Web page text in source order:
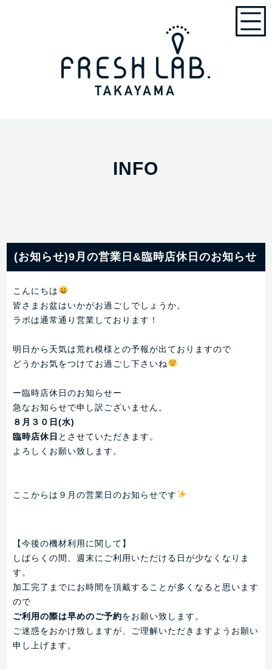
INFO
(お知らせ)9月の営業日&臨時店休日のお知らせ
こんにちは
皆さまお盆はいかがお過ごしでしょうか。
ラボは通常通り営業しております！
明日から天気は荒れ模様との予報が出ておりますので
どうかお気をつけてお過ごし下さいね
ー臨時店休日のお知らせー
急なお知らせで申し訳ございません。
８月３０日(水)
臨時店休日 とさせていただきます。
よろしくお願い致します。
ここからは９月の営業日のお知らせです
【今後の機材利用に関して】
しばらくの間、週末にご利用いただける日が少なくなりま
す。
加工完了までにお時間を頂戴することが多くなると思います
ので
ご利用の際は早めのご予約をお願い致します。
ご迷惑をおかけ致しますが、ご理解いただきますようお願い
申し上げます。